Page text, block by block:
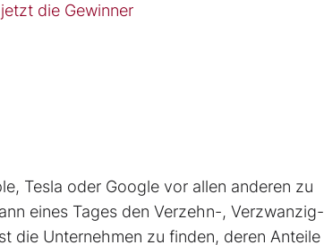
die Gewinner
Tesla oder Google vor allen anderen zu
eines Tages den Verzehn-, Verzwanzig-
die Unternehmen zu finden, deren Anteile